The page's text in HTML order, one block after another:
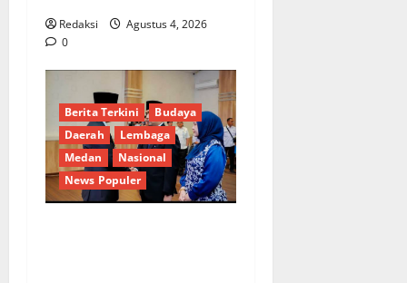
Redaksi
Agustus 4, 2026
0
Berita Terkini
Budaya
Daerah
Lembaga
Medan
Nasional
News Populer